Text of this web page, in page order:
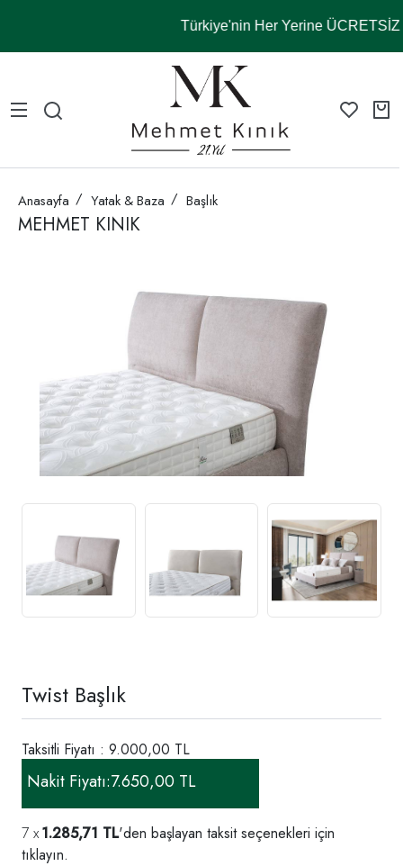
Türkiye'nin Her Yerine ÜCRETSİZ
Anasayfa Yatak & Baza Başlık
MEHMET KINIK
Twist Başlık
Taksitli Fiyatı : 9.000,00 TL
Nakit Fiyatı:7.650,00 TL
1.285,71 TL'den başlayan taksit seçenekleri için
tıklayın.